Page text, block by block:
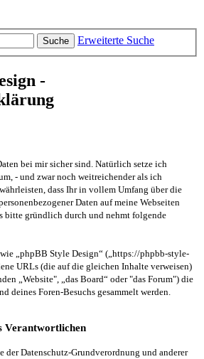
Suche Erweiterte Suche
-
bei mir sicher sind. Natürlich setze ich
- und zwar noch weitreichender als ich
dass Ihr in vollem Umfang über die
Daten auf meine Webseiten
bitte gründlich durch und nehmt folgende
„phpBB Style Design“ („https://phpbb-style-
URLs (die auf die gleichen Inhalte verweisen)
„Website", „das Board“ oder "das Forum") die
deines Foren-Besuchs gesammelt werden.
Verantwortlichen
der Datenschutz-Grundverordnung und anderer